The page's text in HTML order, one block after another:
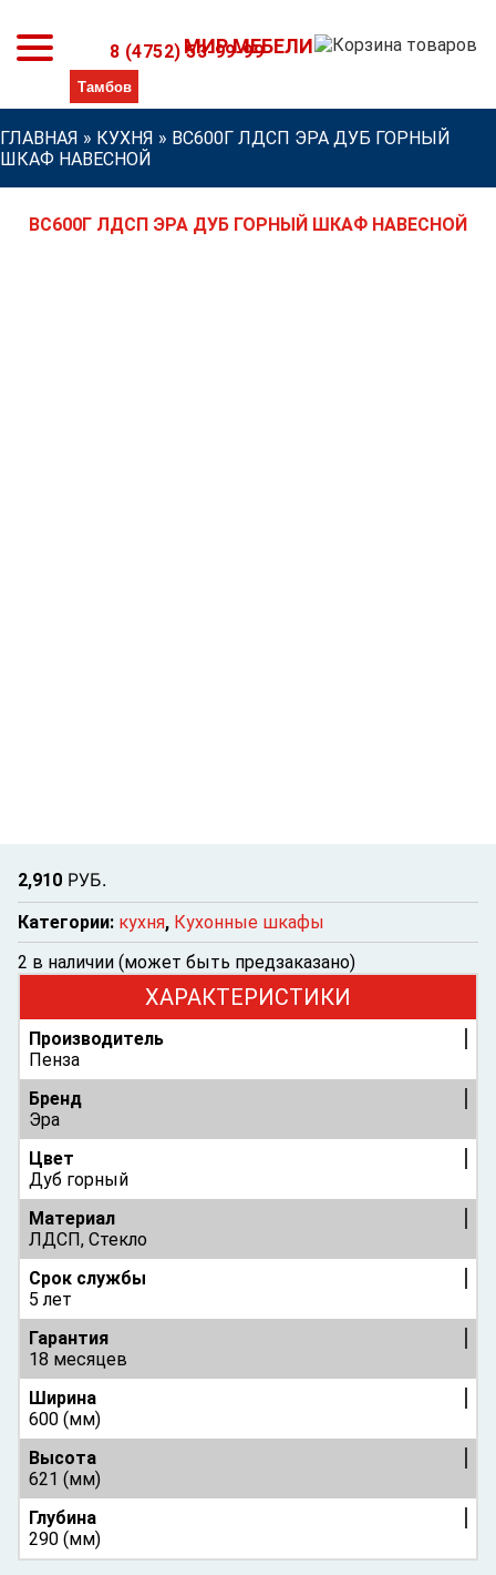
МИР МЕБЕЛИ
8 (4752) 53-99-99
ГЛАВНАЯ » КУХНЯ » ВС600Г ЛДСП ЭРА ДУБ ГОРНЫЙ
ШКАФ НАВЕСНОЙ
ВС600Г ЛДСП ЭРА ДУБ ГОРНЫЙ ШКАФ НАВЕСНОЙ
2,910 РУБ.
Категории: кухня, Кухонные шкафы
2 в наличии (может быть предзаказано)
ХАРАКТЕРИСТИКИ
Производитель
Пенза
Бренд
Эра
Цвет
Дуб горный
Материал
ЛДСП, Стекло
Срок службы
5 лет
Гарантия
18 месяцев
Ширина
600 (мм)
Высота
621 (мм)
Глубина
290 (мм)